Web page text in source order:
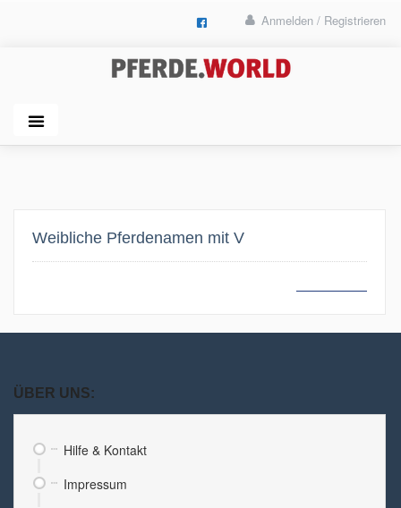
Anmelden / Registrieren
Weibliche Pferdenamen mit V
ÜBER UNS:
Hilfe & Kontakt
Impressum